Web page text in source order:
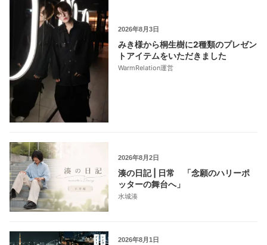
2026年8月3日
みき様から桐生樹に2種類のプレゼン
トアイテムをいただきました
WarmRelation運営
2026年8月2日
湊の日記 | 日常 「念願のハリーポ
ッターの舞台へ」
水城湊
2026年8月1日